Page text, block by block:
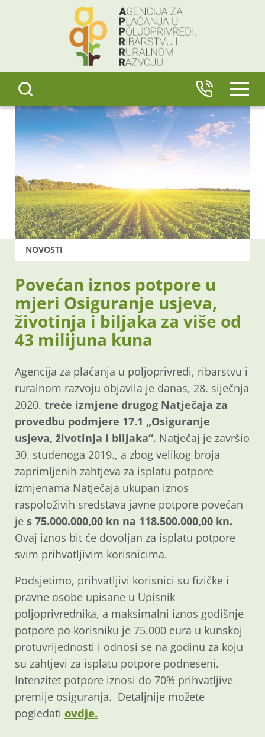
NOVOSTI
Povećan iznos potpore u
mjeri Osiguranje usjeva,
životinja i biljaka za više od
43 milijuna kuna
Agencija za plaćanja u poljoprivredi, ribarstvu i
ruralnom razvoju objavila je danas, 28. siječnja
2020. treće izmjene drugog Natječaja za
provedbu podmjere 17.1 „Osiguranje
usjeva, životinja i biljaka“. Natječaj je završio
30. studenoga 2019., a zbog velikog broja
zaprimljenih zahtjeva za isplatu potpore
izmjenama Natječaja ukupan iznos
raspoloživih sredstava javne potpore povećan
je s 75.000.000,00 kn na 118.500.000,00 kn.
Ovaj iznos bit će dovoljan za isplatu potpore
svim prihvatljivim korisnicima.
Podsjetimo, prihvatljivi korisnici su fizičke i
pravne osobe upisane u Upisnik
poljoprivrednika, a maksimalni iznos godišnje
potpore po korisniku je 75.000 eura u kunskoj
protuvrijednosti i odnosi se na godinu za koju
su zahtjevi za isplatu potpore podneseni.
Intenzitet potpore iznosi do 70% prihvatljive
premije osiguranja. Detaljnije možete
pogledati ovdje.